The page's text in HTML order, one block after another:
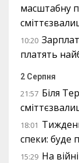
масштабну
10:20
платять
2 Серпня
21:57 Біля
18:01
спеки: буде
15:29 На